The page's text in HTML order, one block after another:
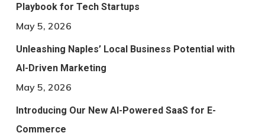
Playbook for Tech Startups
May 5, 2026
Unleashing Naples’ Local Business Potential with
AI-Driven Marketing
May 5, 2026
Introducing Our New AI-Powered SaaS for E-
Commerce